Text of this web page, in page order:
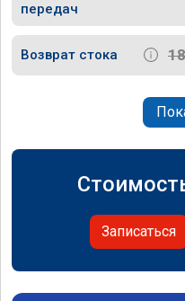
передач
Возврат стока
Записаться